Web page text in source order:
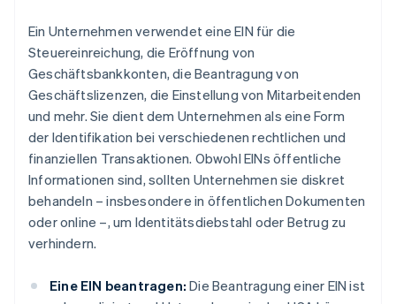
Ein Unternehmen verwendet eine EIN für die
Steuereinreichung, die Eröffnung von
Geschäftsbankkonten, die Beantragung von
Geschäftslizenzen, die Einstellung von Mitarbeitenden
und mehr. Sie dient dem Unternehmen als eine Form
der Identifikation bei verschiedenen rechtlichen und
finanziellen Transaktionen. Obwohl EINs öffentliche
Informationen sind, sollten Unternehmen sie diskret
behandeln – insbesondere in öffentlichen Dokumenten
oder online –, um Identitätsdiebstahl oder Betrug zu
verhindern.
Eine EIN beantragen: Die Beantragung einer EIN ist